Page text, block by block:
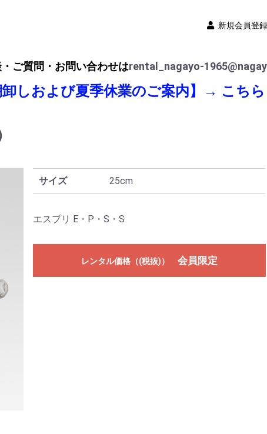
新規会員登録
ご質問・お問い合わせはrental_nagayo-
卸しおよび夏季休業のご案内】→ こちら
サイズ 25cm
エスプリ E・P・S・S
レンタル価格（(税抜)） 会員限定